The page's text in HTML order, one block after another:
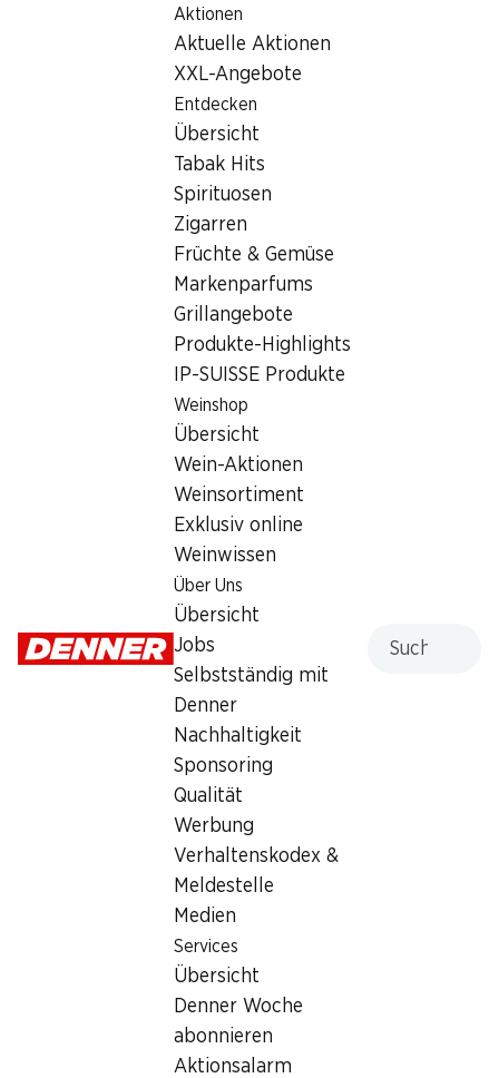
Aktionen
Aktuelle Aktionen
XXL-Angebote
Entdecken
Übersicht
Tabak Hits
Spirituosen
Zigarren
Früchte & Gemüse
Markenparfums
Grillangebote
Produkte-Highlights
IP-SUISSE Produkte
Weinshop
Übersicht
Wein-Aktionen
Weinsortiment
Exklusiv online
Weinwissen
Über Uns
Übersicht
Jobs
Selbstständig mit
Denner
Nachhaltigkeit
Sponsoring
Qualität
Werbung
Verhaltenskodex &
Meldestelle
Medien
Services
Übersicht
Denner Woche
abonnieren
Aktionsalarm
Filialsuche
Denner Filiale Via Alla Chiesa 3, 6962 Viganello
6962 Viganello
Via Alla Chiesa 3, 6962 Viganello
Zur Wegbeschreibung
Öffnungszeiten
Besondere Öffnungszeiten
Bargeldbezug mit Post - / M-Card